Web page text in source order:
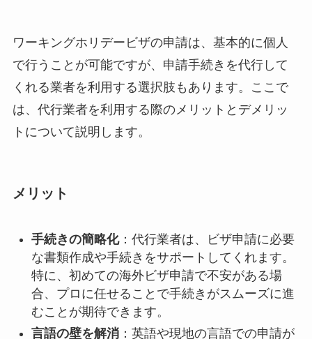
ワーキングホリデービザの申請は、基本的に個人
で行うことが可能ですが、申請手続きを代行して
くれる業者を利用する選択肢もあります。ここで
は、代行業者を利用する際のメリットとデメリッ
トについて説明します。
メリット
手続きの簡略化：代行業者は、ビザ申請に必要
な書類作成や手続きをサポートしてくれます。
特に、初めての海外ビザ申請で不安がある場
合、プロに任せることで手続きがスムーズに進
むことが期待できます。
言語の壁を解消：英語や現地の言語での申請が